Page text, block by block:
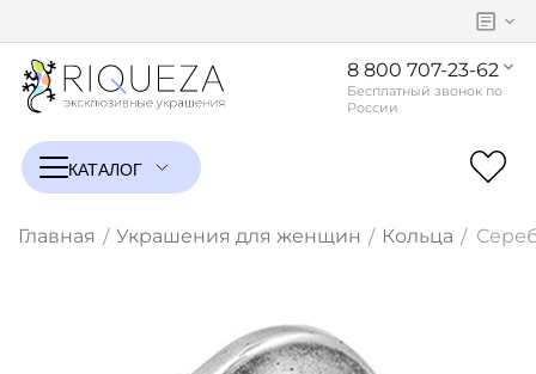
8 800 707-23-62
Главная / Украшения для женщин / Кольца /